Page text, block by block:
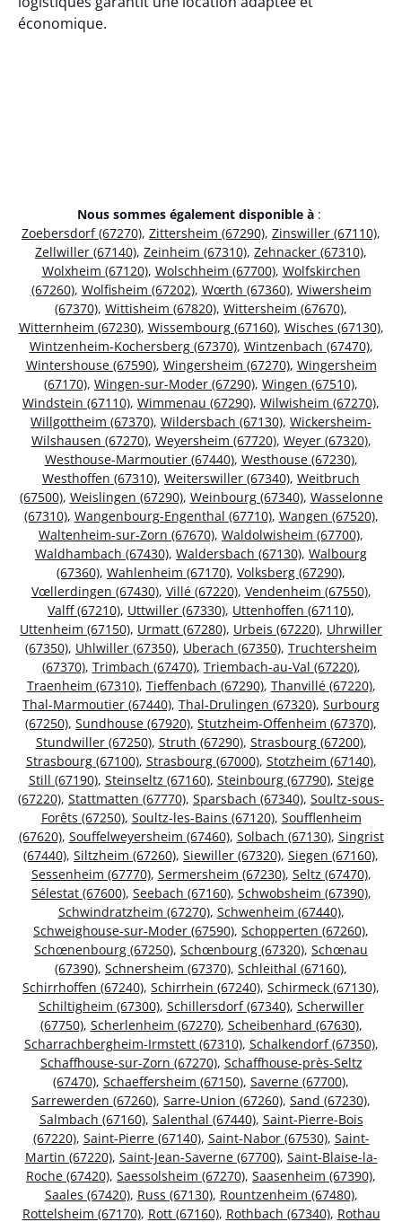
économique.
Nous sommes également disponible à :
Zoebersdorf (67270), Zittersheim (67290), Zinswiller (67110),
Zellwiller (67140), Zeinheim (67310), Zehnacker (67310),
Wolxheim (67120), Wolschheim (67700), Wolfskirchen
(67260), Wolfisheim (67202), Wœrth (67360), Wiwersheim
(67370), Wittisheim (67820), Wittersheim (67670),
Witternheim (67230), Wissembourg (67160), Wisches (67130),
Wintzenheim-Kochersberg (67370), Wintzenbach (67470),
Wintershouse (67590), Wingersheim (67270), Wingersheim
(67170), Wingen-sur-Moder (67290), Wingen (67510),
Windstein (67110), Wimmenau (67290), Wilwisheim (67270),
Willgottheim (67370), Wildersbach (67130), Wickersheim-
Wilshausen (67270), Weyersheim (67720), Weyer (67320),
Westhouse-Marmoutier (67440), Westhouse (67230),
Westhoffen (67310), Weiterswiller (67340), Weitbruch
(67500), Weislingen (67290), Weinbourg (67340), Wasselonne
(67310), Wangenbourg-Engenthal (67710), Wangen (67520),
Waltenheim-sur-Zorn (67670), Waldolwisheim (67700),
Waldhambach (67430), Waldersbach (67130), Walbourg
(67360), Wahlenheim (67170), Volksberg (67290),
Vœllerdingen (67430), Villé (67220), Vendenheim (67550),
Valff (67210), Uttwiller (67330), Uttenhoffen (67110),
Uttenheim (67150), Urmatt (67280), Urbeis (67220), Uhrwiller
(67350), Uhlwiller (67350), Uberach (67350), Truchtersheim
(67370), Trimbach (67470), Triembach-au-Val (67220),
Traenheim (67310), Tieffenbach (67290), Thanvillé (67220),
Thal-Marmoutier (67440), Thal-Drulingen (67320), Surbourg
(67250), Sundhouse (67920), Stutzheim-Offenheim (67370),
Stundwiller (67250), Struth (67290), Strasbourg (67200),
Strasbourg (67100), Strasbourg (67000), Stotzheim (67140),
Still (67190), Steinseltz (67160), Steinbourg (67790), Steige
(67220), Stattmatten (67770), Sparsbach (67340), Soultz-sous-
Forêts (67250), Soultz-les-Bains (67120), Soufflenheim
(67620), Souffelweyersheim (67460), Solbach (67130), Singrist
(67440), Siltzheim (67260), Siewiller (67320), Siegen (67160),
Sessenheim (67770), Sermersheim (67230), Seltz (67470),
Sélestat (67600), Seebach (67160), Schwobsheim (67390),
Schwindratzheim (67270), Schwenheim (67440),
Schweighouse-sur-Moder (67590), Schopperten (67260),
Schœnenbourg (67250), Schœnbourg (67320), Schœnau
(67390), Schnersheim (67370), Schleithal (67160),
Schirrhoffen (67240), Schirrhein (67240), Schirmeck (67130),
Schiltigheim (67300), Schillersdorf (67340), Scherwiller
(67750), Scherlenheim (67270), Scheibenhard (67630),
Scharrachbergheim-Irmstett (67310), Schalkendorf (67350),
Schaffhouse-sur-Zorn (67270), Schaffhouse-près-Seltz
(67470), Schaeffersheim (67150), Saverne (67700),
Sarrewerden (67260), Sarre-Union (67260), Sand (67230),
Salmbach (67160), Salenthal (67440), Saint-Pierre-Bois
(67220), Saint-Pierre (67140), Saint-Nabor (67530), Saint-
Martin (67220), Saint-Jean-Saverne (67700), Saint-Blaise-la-
Roche (67420), Saessolsheim (67270), Saasenheim (67390),
Saales (67420), Russ (67130), Rountzenheim (67480),
Rottelsheim (67170), Rott (67160), Rothbach (67340), Rothau